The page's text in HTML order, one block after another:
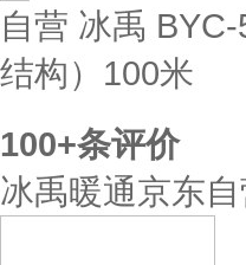
自营 冰禹
结构）100米
100+条评价
冰禹暖通京东